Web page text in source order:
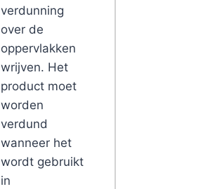
verdunning
over de
oppervlakken
wrijven. Het
product moet
worden
verdund
wanneer het
wordt gebruikt
in